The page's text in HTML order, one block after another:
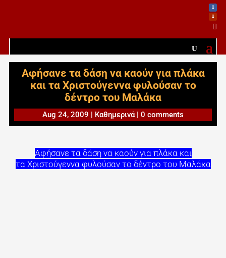

Αφήσανε τα δάση να καούν για πλάκα
και τα Χριστούγεννα φυλούσαν το
δέντρο του Μαλάκα
Aug 24, 2009 | Καθημερινά| 0 comments
Αφήσανε τα δάση να καούν για πλάκα και
τα Χριστούγεννα φυλούσαν το δέντρο του Μαλάκα